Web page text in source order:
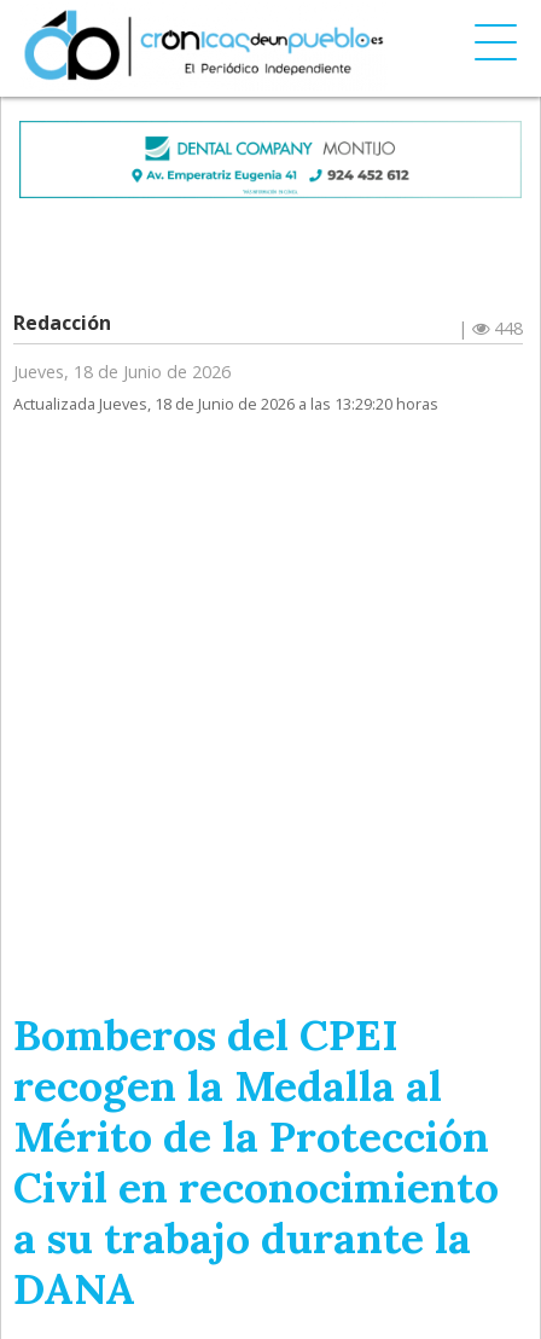
Redacción |
448
Jueves, 18 de Junio de 2026
Actualizada Jueves, 18 de Junio de 2026 a las 13:29:20 horas
Bomberos del CPEI
recogen la Medalla al
Mérito de la Protección
Civil en reconocimiento
a su trabajo durante la
DANA